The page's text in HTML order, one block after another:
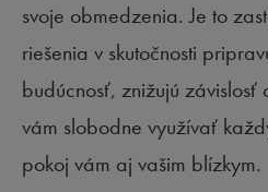
svoje obmedzenia. Je to
riešenia v skutočnosti
budúcnosť, znižujú závislosť
vám slobodne využívať
pokoj vám aj vašim blízkym.